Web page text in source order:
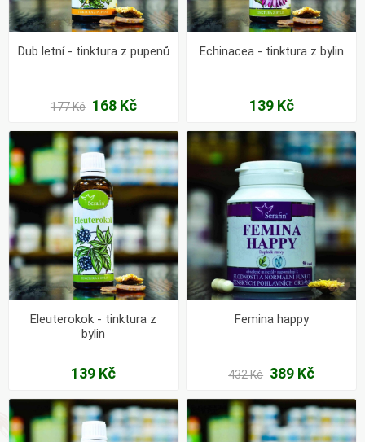
Dub letní - tinktura z pupenů
177 Kč 168 Kč
Echinacea - tinktura z bylin
139 Kč
Eleuterokok - tinktura z
bylin
139 Kč
Femina happy
432 Kč 389 Kč